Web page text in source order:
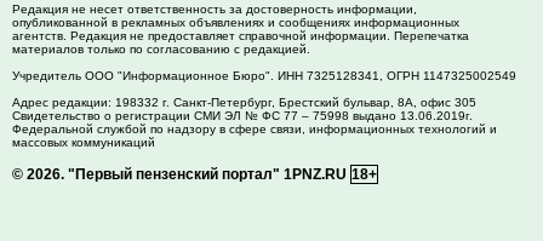
Редакция не несет ответственность за достоверность информации,
опубликованной в рекламных объявлениях и сообщениях информационных
агентств. Редакция не предоставляет справочной информации. Перепечатка
материалов только по согласованию с редакцией.
Учредитель ООО "Информационное Бюро". ИНН 7325128341, ОГРН 1147325002549
Адрес редакции: 198332 г. Санкт-Петербург, Брестский бульвар, 8А, офис 305
Свидетельство о регистрации СМИ ЭЛ № ФС 77 – 75998 выдано 13.06.2019г.
Федеральной службой по надзору в сфере связи, информационных технологий и
массовых коммуникаций
© 2026. "Первый пензенский портал" 1PNZ.RU 18+